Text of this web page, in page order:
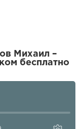
Михаил –
бесплатно